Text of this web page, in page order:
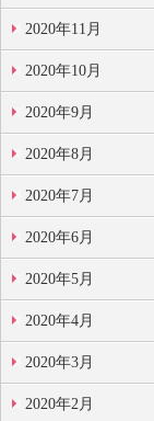
2020年11月
2020年10月
2020年9月
2020年8月
2020年7月
2020年6月
2020年5月
2020年4月
2020年3月
2020年2月